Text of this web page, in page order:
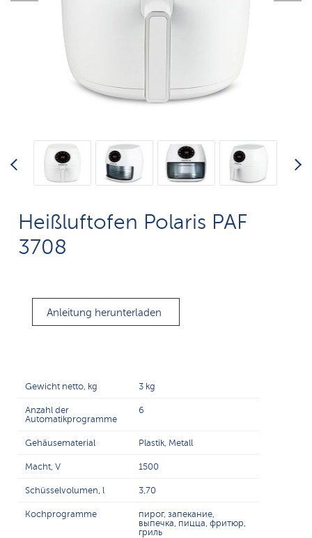
Heißluftofen Polaris PAF
3708
Anleitung herunterladen
Gewicht netto, kg 3 kg
Anzahl der
Automatikprogramme
6
Gehäusematerial Plastik, Metall
Macht, V 1500
Schüsselvolumen, l 3,70
Kochprogramme
пирог, запекание,
выпечка, пицца, фритюр,
гриль